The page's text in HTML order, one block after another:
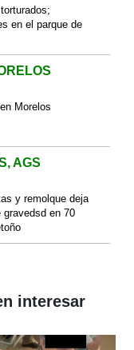
en el parque de
Morelos
AGS
y remolque deja
gravedsd en 70
interesar